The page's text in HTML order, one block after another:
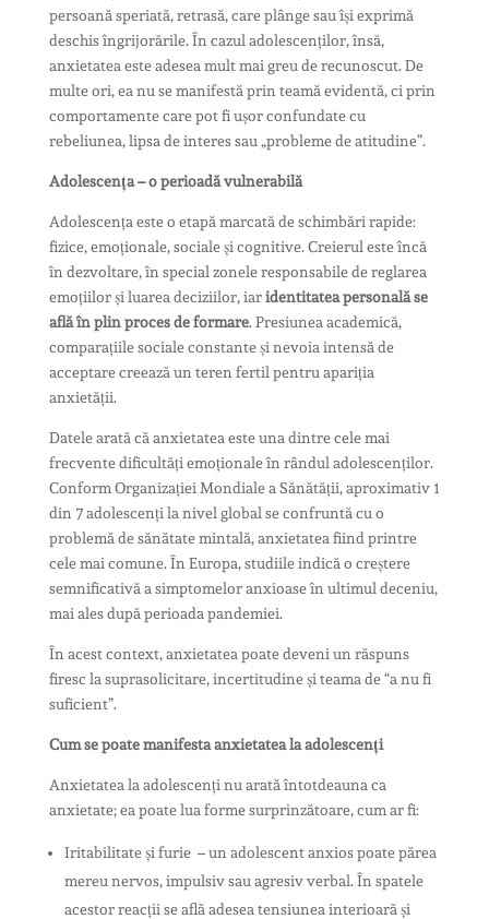
persoană speriată, retrasă, care plânge sau își exprimă
deschis îngrijorările. În cazul adolescenților, însă,
anxietatea este adesea mult mai greu de recunoscut. De
multe ori, ea nu se manifestă prin teamă evidentă, ci prin
comportamente care pot fi ușor confundate cu
rebeliunea, lipsa de interes sau „probleme de atitudine”.
Adolescența – o perioadă vulnerabilă
Adolescența este o etapă marcată de schimbări rapide:
fizice, emoționale, sociale și cognitive. Creierul este încă
în dezvoltare, în special zonele responsabile de reglarea
emoțiilor și luarea deciziilor, iaridentitatea personală se
află în plin proces de formare. Presiunea academică,
comparațiile sociale constante și nevoia intensă de
acceptare creează un teren fertil pentru apariția
anxietății.
Datele arată că anxietatea este una dintre cele mai
frecvente dificultăți emoționale în rândul adolescenților.
Conform Organizației Mondiale a Sănătății, aproximativ 1
din 7 adolescenți la nivel global se confruntă cu o
problemă de sănătate mintală, anxietatea fiind printre
cele mai comune. În Europa, studiile indică o creștere
semnificativă a simptomelor anxioase în ultimul deceniu,
mai ales după perioada pandemiei.
În acest context, anxietatea poate deveni un răspuns
firesc la suprasolicitare, incertitudine și teama de “a nu fi
suficient”.
Cum se poate manifesta anxietatea la adolescenți
Anxietatea la adolescenți nu arată întotdeauna ca
anxietate; ea poate lua forme surprinzătoare, cum ar fi:
Iritabilitate și furie – un adolescent anxios poate părea
mereu nervos, impulsiv sau agresiv verbal. În spatele
acestor reacții se află adesea tensiunea interioară și